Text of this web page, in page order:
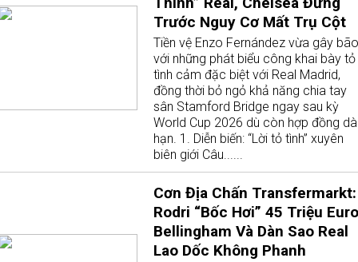
Trước Nguy Cơ Mất Trụ Cột
Tiền vệ Enzo Fernández vừa gây bão
với những phát biểu công khai bày tỏ
tình cảm đặc biệt với Real Madrid,
đồng thời bỏ ngỏ khả năng chia tay
sân Stamford Bridge ngay sau kỳ
World Cup 2026 dù còn hợp đồng
hạn. 1. Diễn biến: “Lời tỏ tình” xuyên
biên giới Câu......
Cơn Địa Chấn Transfermarkt:
Rodri “Bốc Hơi” 45 Triệu
Bellingham Và Dàn Sao Real
Lao Dốc Không Phanh